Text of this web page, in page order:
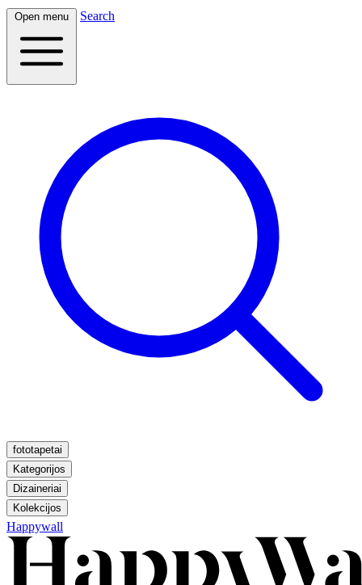
Open menu Search
fototapetai
Kategorijos
Dizaineriai
Kolekcijos
Happywall